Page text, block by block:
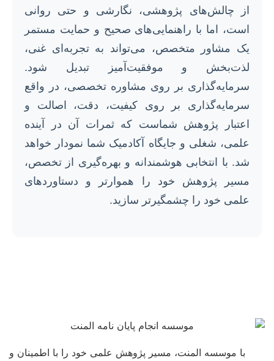
از چالش‌های پژوهشی، نگارشی و حتی روانی
است، اما با راهنمایی‌های صحیح و حمایت مستمر
یک مشاور متخصص، می‌تواند به تجربه‌ای غنی،
لذت‌بخش و موفقیت‌آمیز تبدیل شود.
سرمایه‌گذاری بر روی مشاوره تخصصی، در واقع
سرمایه‌گذاری بر روی کیفیت، دقت، اصالت و
اعتبار پژوهش شماست که ثمرات آن در آینده
علمی، شغلی و جایگاه آکادمیک شما نمودار خواهد
شد. با انتخابی هوشمندانه و بهره‌گیری از تخصص،
مسیر پژوهش خود را هموارتر و دستاوردهای
علمی خود را چشمگیرتر سازید.
با موسسه المنت، مسیر پژوهش علمی خود را با اطمینان و